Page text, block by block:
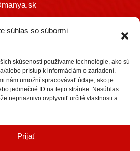
súhlas so súbormi
skúseností používame technológie, ako sú
alebo prístup k informáciám o zariadení.
nám umožní spracovávať údaje, ako je
jedinečné ID na tejto stránke. Nesúhlas
nepriaznivo ovplyvniť určité vlastnosti a
Prijať